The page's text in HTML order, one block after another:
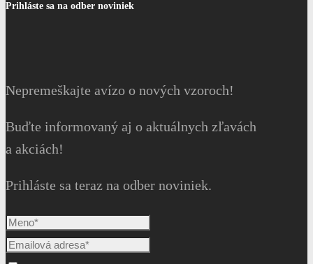
Prihláste sa na odber noviniek
Nepremeškajte avízo o nových vzoroch!
Buďte informovaný aj o aktuálnych zľavách
a akciách!
Prihláste sa teraz na odber noviniek.